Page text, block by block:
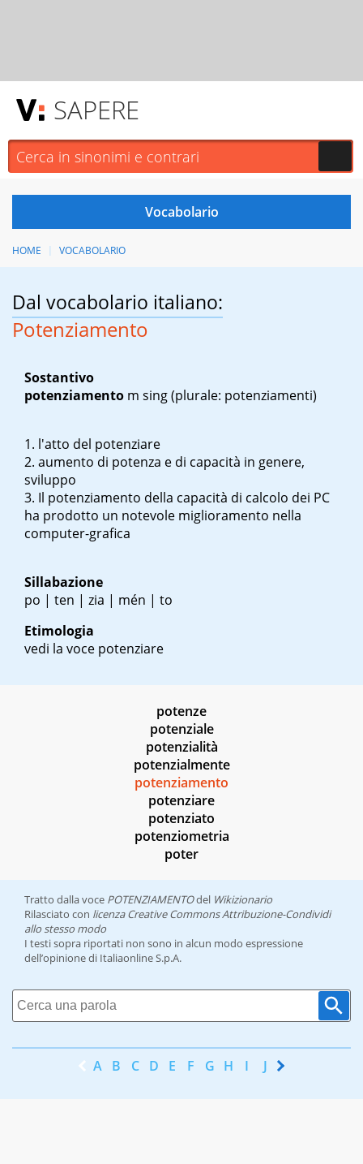
SAPERE
HOME VOCABOLARIO
Dal vocabolario italiano:
Potenziamento
Sostantivo
potenziamento m sing(plurale: potenziamenti)
l'atto del potenziare
aumento di potenza e di capacità in genere,
sviluppo
Il potenziamento della capacità di calcolo dei PC
ha prodotto un notevole miglioramento nella
computer-grafica
Sillabazione
po | ten | zia | mén | to
Etimologia
vedi la voce potenziare
potenze
potenziale
potenzialità
potenzialmente
potenziamento
potenziare
potenziato
potenziometria
poter
Tratto dalla voce POTENZIAMENTOdel Wikizionario
Rilasciato con licenza Creative Commons Attribuzione-Condividi
allo stesso modo
I testi sopra riportati non sono in alcun modo espressione
dell’opinione di Italiaonline S.p.A.
A B C D E F G H I J K